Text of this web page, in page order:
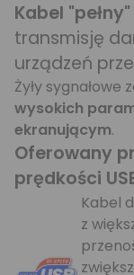
Kabel "pełny"
transmisję
urządzeń
Żyły sygnałowe
wysokich
ekranującym.
Oferowany
prędkości
Kabel
z